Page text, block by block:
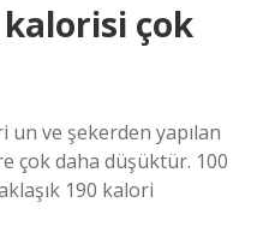
çok
un ve şekerden yapılan
çok daha düşüktür. 100
190 kalori